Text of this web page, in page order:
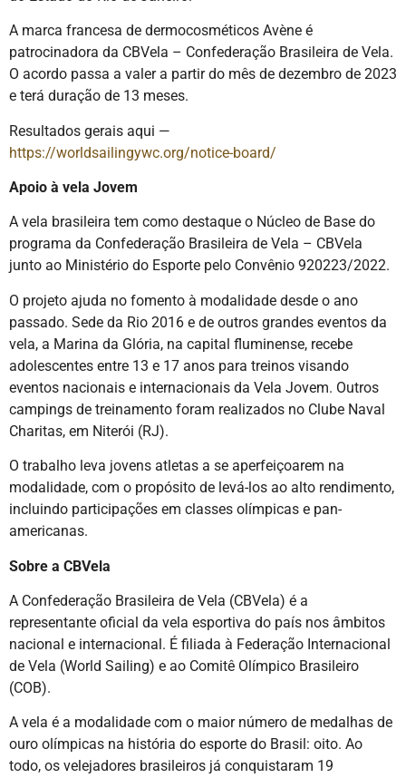
A marca francesa de dermocosméticos Avène é
patrocinadora da CBVela – Confederação Brasileira de Vela.
O acordo passa a valer a partir do mês de dezembro de 2023
e terá duração de 13 meses.
Resultados gerais aqui —
https://worldsailingywc.org/notice-board/
Apoio à vela Jovem
A vela brasileira tem como destaque o Núcleo de Base do
programa da Confederação Brasileira de Vela – CBVela
junto ao Ministério do Esporte pelo Convênio 920223/2022.
O projeto ajuda no fomento à modalidade desde o ano
passado. Sede da Rio 2016 e de outros grandes eventos da
vela, a Marina da Glória, na capital fluminense, recebe
adolescentes entre 13 e 17 anos para treinos visando
eventos nacionais e internacionais da Vela Jovem. Outros
campings de treinamento foram realizados no Clube Naval
Charitas, em Niterói (RJ).
O trabalho leva jovens atletas a se aperfeiçoarem na
modalidade, com o propósito de levá-los ao alto rendimento,
incluindo participações em classes olímpicas e pan-
americanas.
Sobre a CBVela
A Confederação Brasileira de Vela (CBVela) é a
representante oficial da vela esportiva do país nos âmbitos
nacional e internacional. É filiada à Federação Internacional
de Vela (World Sailing) e ao Comitê Olímpico Brasileiro
(COB).
A vela é a modalidade com o maior número de medalhas de
ouro olímpicas na história do esporte do Brasil: oito. Ao
todo, os velejadores brasileiros já conquistaram 19